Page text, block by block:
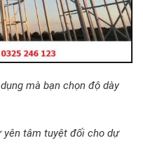
mà bạn chọn độ dày
yên tâm tuyệt đối cho dự